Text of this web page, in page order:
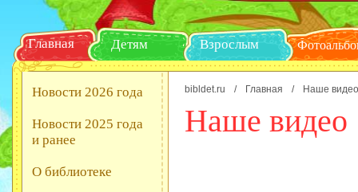
Главная Детям Взрослым
Новости 2026 года
Новости 2025 года
и ранее
О библиотеке
bibldet.ru / Главная / Наше видео
Наше видео